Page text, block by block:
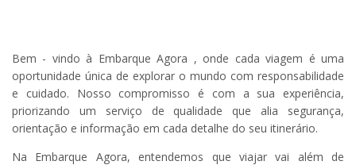
Bem - vindo à Embarque Agora , onde cada viagem é uma
oportunidade única de explorar o mundo com responsabilidade
e cuidado. Nosso compromisso é com a sua experiência,
priorizando um serviço de qualidade que alia segurança,
orientação e informação em cada detalhe do seu itinerário.
Na Embarque Agora, entendemos que viajar vai além de